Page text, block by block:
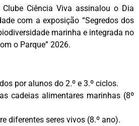
Ciência Viva assinalou o Dia
com a exposição “Segredos dos
marinha e integrada no
o Parque” 2026.
por alunos do 2.º e 3.º ciclos.
cadeias alimentares marinhas (8º
diferentes seres vivos (8.º ano).